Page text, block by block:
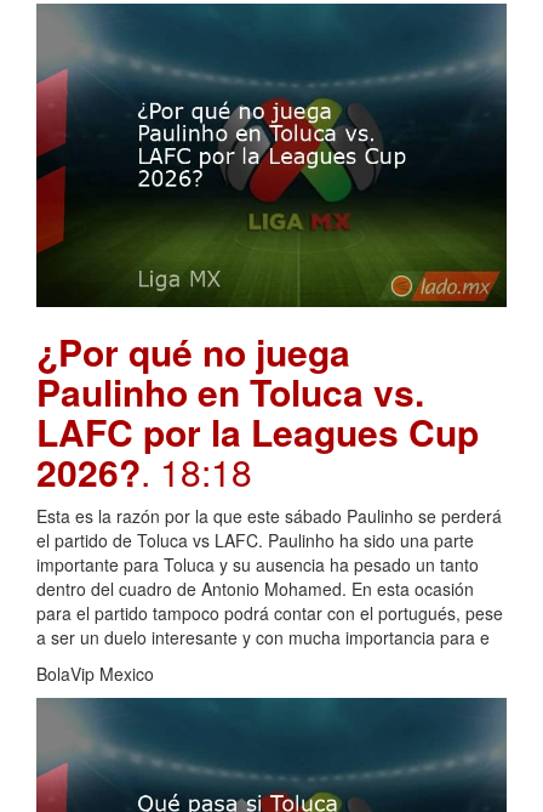
¿Por qué no juega
Paulinho en Toluca vs.
LAFC por la Leagues Cup
2026?. 18:18
Esta es la razón por la que este sábado Paulinho se perderá
el partido de Toluca vs LAFC. Paulinho ha sido una parte
importante para Toluca y su ausencia ha pesado un tanto
dentro del cuadro de Antonio Mohamed. En esta ocasión
para el partido tampoco podrá contar con el portugués, pese
a ser un duelo interesante y con mucha importancia para e
BolaVip Mexico